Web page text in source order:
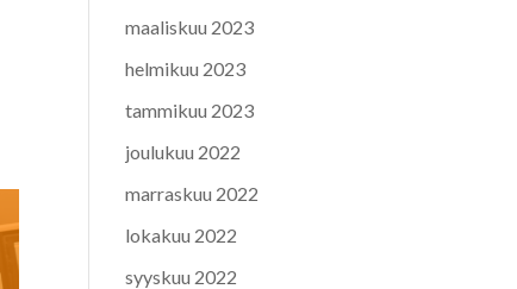
maaliskuu 2023
helmikuu 2023
tammikuu 2023
joulukuu 2022
marraskuu 2022
lokakuu 2022
syyskuu 2022